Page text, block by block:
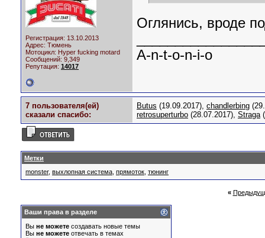
Регистрация: 13.10.2013
Адрес: Тюмень
Мотоцикл: Hyper fucking motard
Сообщений: 9,349
Репутация: 14017
Оглянись, вроде
A-n-t-o-n-i-o
7 пользователя(ей)
сказали cпасибо:
Butus (19.09.2017), chandlerbing
retrosuperturbo (28.07.2017), Straga
Метки
monster, выхлопная система прямоток тюнинг
«
Ваши права в разделе
Вы не можете создавать новые темы
Вы не можете отвечать в темах